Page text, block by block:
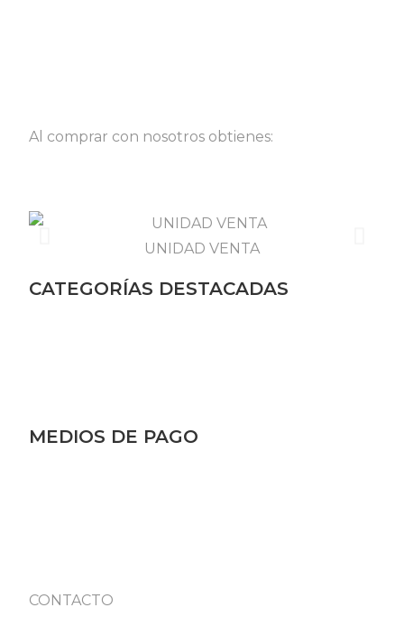
Al comprar con nosotros obtienes:
UNIDAD VENTA
CATEGORÍAS DESTACADAS
MEDIOS DE PAGO
CONTACTO